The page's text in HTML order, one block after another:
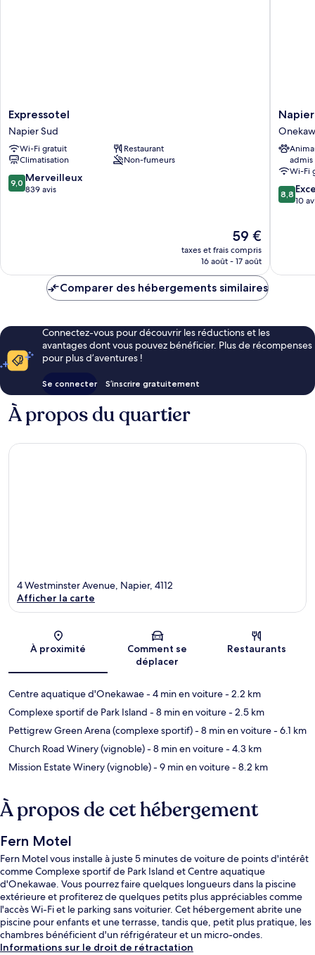
Expressotel
Napier
Sud
Expressotel
Napier Sud
Wi-Fi gratuit
Restaurant
Climatisation
Non-fumeurs
9.0
sur
9,0 Merveilleux
839 avis
Le
nouveau
prix
de
59 €
taxes et frais compris
16 août - 17 août
Napier
Nest
Motel
admis
Wi-Fi
8.8
sur
8,8
10
Comparer des hébergements similaires
Connectez-vous pour découvrir les réductions et les
avantages dont vous pouvez bénéficier. Plus de récompenses
pour plus d’aventures !
Se connecter S’inscrire gratuitement
À propos du quartier
Carte
4 Westminster Avenue, Napier, 4112
Afficher la carte
À proximité
Comment se
déplacer
Restaurants
Centre aquatique d'Onekawae- 4 min en voiture- 2.2 km
Complexe sportif de Park Island - 8 min en voiture- 2.5 km
Pettigrew Green Arena (complexe sportif)- 8 min en voiture- 6.1 km
Church Road Winery (vignoble)- 8 min en voiture- 4.3 km
Mission Estate Winery (vignoble)- 9 min en voiture- 8.2 km
À propos de cet hébergement
Fern Motel
Fern Motel vous installe à juste 5 minutes de voiture de points d'intérêt
comme Complexe sportif de Park Island et Centre aquatique
d'Onekawae. Vous pourrez faire quelques longueurs dans la piscine
extérieure et profiterez de quelques petits plus appréciables comme
l'accès Wi-Fi et le parking sans voiturier. Cet hébergement abrite une
piscine pour enfants et une terrasse, tandis que, petit plus pratique, les
chambres bénéficient d'un réfrigérateur et un micro-ondes.
Informations sur le droit de rétractation